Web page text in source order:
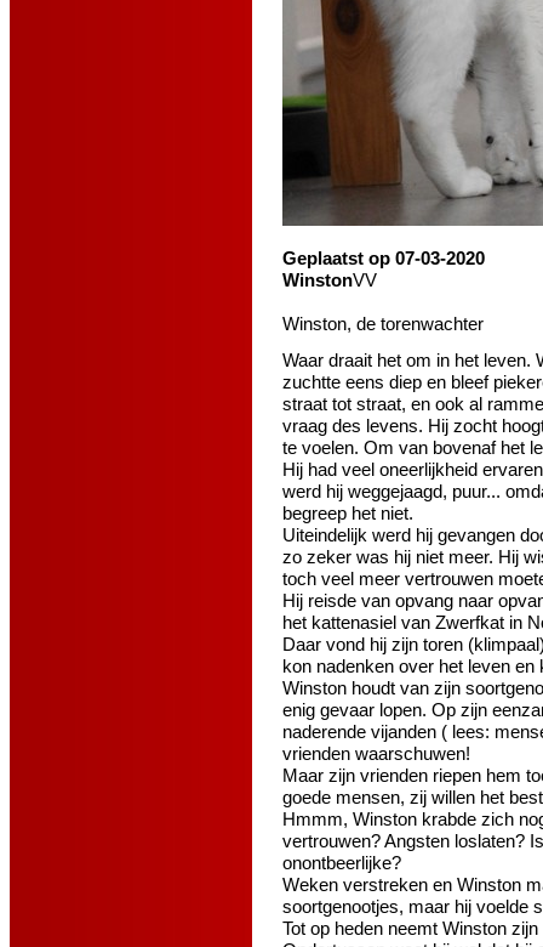
Geplaatst op 07-03-2020
WinstonVV
Winston, de torenwachter
Waar draait het om in het leven.
zuchtte eens diep en bleef
straat tot straat, en ook al
vraag des levens. Hij zocht
te voelen. Om van bovenaf het
Hij had veel oneerlijkheid
werd hij weggejaagd, puur...
begreep het niet.
Uiteindelijk werd hij gevangen
zo zeker was hij niet meer. Hij
toch veel meer vertrouwen
Hij reisde van opvang naar
het kattenasiel van Zwerfkat in
Daar vond hij zijn toren
kon nadenken over het leven
Winston houdt van zijn
enig gevaar lopen. Op zijn
naderende vijanden ( lees:
vrienden waarschuwen!
Maar zijn vrienden riepen hem
goede mensen, zij willen het
Hmmm, Winston krabde zich
vertrouwen? Angsten loslaten?
onontbeerlijke?
Weken verstreken en Winston
soortgenootjes, maar hij voelde
Tot op heden neemt Winston